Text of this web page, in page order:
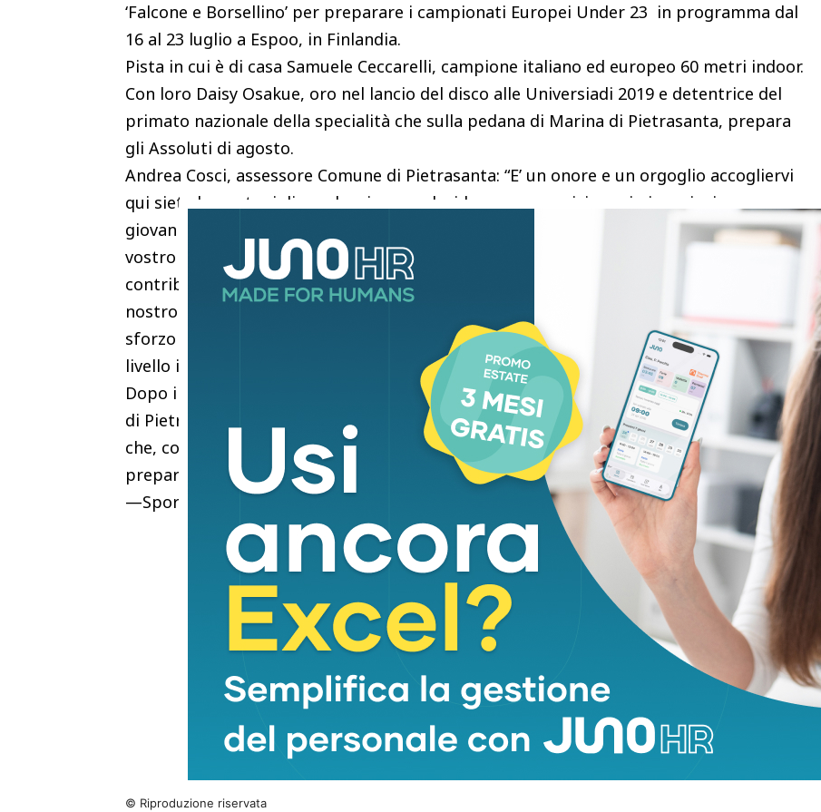
‘Falcone e Borsellino’ per preparare i campionati Europei Under 23 in programma dal
16 al 23 luglio a Espoo, in Finlandia.
Pista in cui è di casa Samuele Ceccarelli, campione italiano ed europeo 60 metri indoor.
Con loro Daisy Osakue, oro nel lancio del disco alle Universiadi 2019 e detentrice del
primato nazionale della specialità che sulla pedana di Marina di Pietrasanta, prepara
gli Assoluti di agosto.
Andrea Cosci, assessore Comune di Pietrasanta: “E’ un onore e un orgoglio accogliervi
qui siete lo spot migliore che si possa desiderare per avvicinare i giovani e i
giovanissimi alla pratica dell’attività sportiva. Avere l’opportunità di ospitare atleti del
vostro calibro era uno degli obiettivi che l’amministrazione comunale, con il
contributo fondamentale dell’Atletica Pietrasanta Versilia, di Nicola Vizzoni e del
nostro ingegnere Filippo Bianchi, voleva raggiungere e per cui ha fatto il grandissimo
sforzo di rigenerare questo impianto, rendendolo adeguato anche alle necessità di
livello internazionale“.
Dopo il team azzurro, nelle prime tre settimane di aprile il campo di atletica di Marina
di Pietrasanta accoglierà altri 200 atleti provenienti da Svizzera, Austria e Germania
che, con le loro società, hanno già prenotato soggiorno e allenamenti in Versilia per
preparare i loro prossimi impegni sportivi.
—SportREDAZIONE
© Riproduzione riservata